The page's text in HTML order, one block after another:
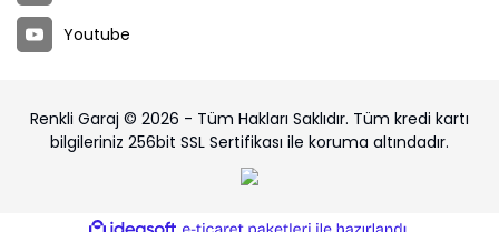
Youtube
Renkli Garaj © 2026 - Tüm Hakları Saklıdır. Tüm kredi kartı
bilgileriniz 256bit SSL Sertifikası ile koruma altındadır.